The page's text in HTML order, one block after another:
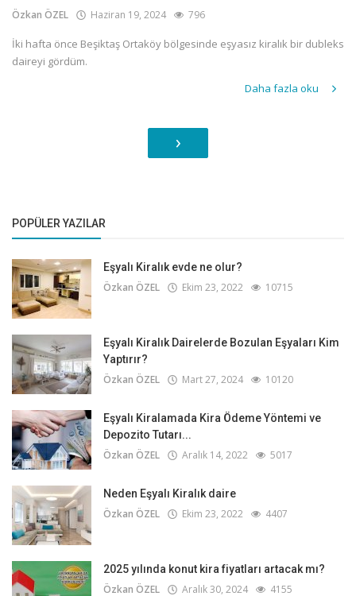
Özkan ÖZEL Haziran 19, 2024 796
İki hafta önce Beşiktaş Ortaköy bölgesinde eşyasız kiralık bir dubleks
daireyi gördüm.
Daha fazla oku
›
POPÜLER YAZILAR
Eşyalı Kiralık evde ne olur?
Özkan ÖZEL Ekim 23, 2022 10715
Eşyalı Kiralık Dairelerde Bozulan Eşyaları Kim
Yaptırır?
Özkan ÖZEL Mart 27, 2024 10120
Eşyalı Kiralamada Kira Ödeme Yöntemi ve
Depozito Tutarı...
Özkan ÖZEL Aralık 14, 2022 5017
Neden Eşyalı Kiralık daire
Özkan ÖZEL Ekim 23, 2022 4407
2025 yılında konut kira fiyatları artacak mı?
Özkan ÖZEL Aralık 30, 2024 4155